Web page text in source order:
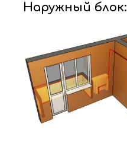
Наружный блок: